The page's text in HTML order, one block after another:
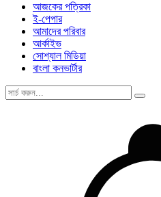
আজকের পত্রিকা
ই-পেপার
আমাদের পরিবার
আর্কাইভ
সোশ্যাল মিডিয়া
বাংলা কনভার্টার